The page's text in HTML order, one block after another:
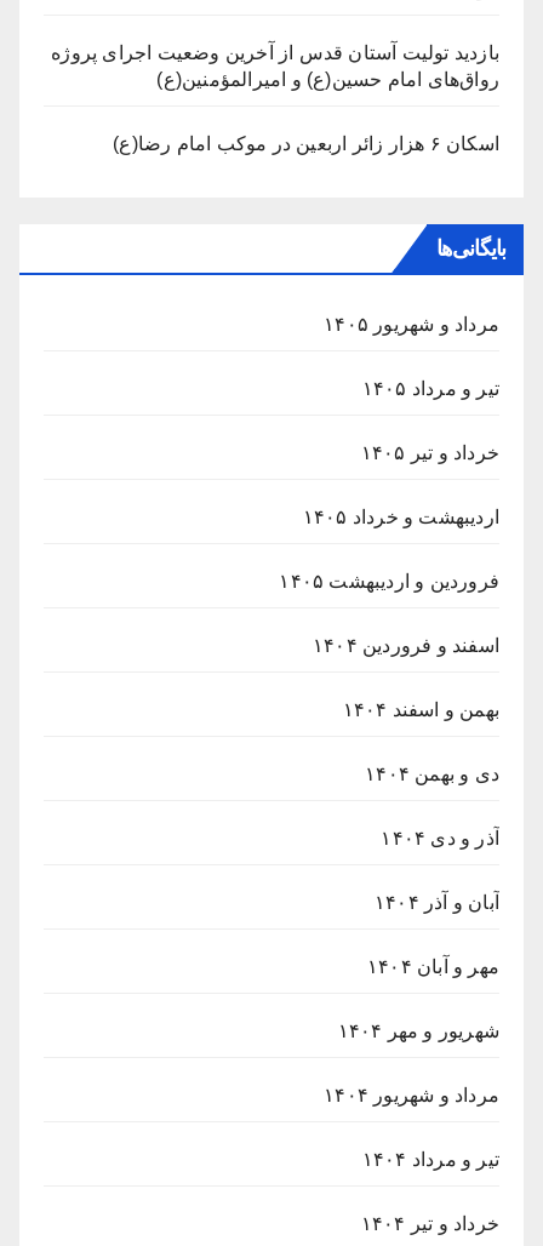
بازدید تولیت آستان قدس از آخرین وضعیت اجرای پروژه
رواق‌های امام حسین(ع) و امیرالمؤمنین(ع)
اسکان ۶ هزار زائر اربعین در موکب امام رضا(ع)
بایگانی‌ها
مرداد و شهریور ۱۴۰۵
تیر و مرداد ۱۴۰۵
خرداد و تیر ۱۴۰۵
اردیبهشت و خرداد ۱۴۰۵
فروردین و اردیبهشت ۱۴۰۵
اسفند و فروردین ۱۴۰۴
بهمن و اسفند ۱۴۰۴
دی و بهمن ۱۴۰۴
آذر و دی ۱۴۰۴
آبان و آذر ۱۴۰۴
مهر و آبان ۱۴۰۴
شهریور و مهر ۱۴۰۴
مرداد و شهریور ۱۴۰۴
تیر و مرداد ۱۴۰۴
خرداد و تیر ۱۴۰۴